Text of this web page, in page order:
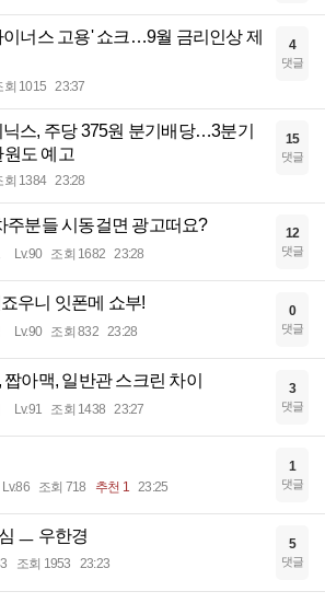
이너스 고용' 쇼크…9월 금리인상 제
회 1015 23:37
4
댓글
스, 주당 375원 분기배당…3분기
도 예고
회 1384 23:28
15
댓글
주분들 시동걸면 광고떠요?
Lv.90 조회 1682 23:28
12
댓글
우니 잇폰메 쇼부!
Lv.90 조회 832 23:28
0
댓글
짭아맥, 일반관 스크린 차이
Lv.91 조회 1438 23:27
3
댓글
Lv.86 조회 718 추천 1 23:25
1
댓글
ㅡ 우한경
조회 1953 23:23
5
댓글